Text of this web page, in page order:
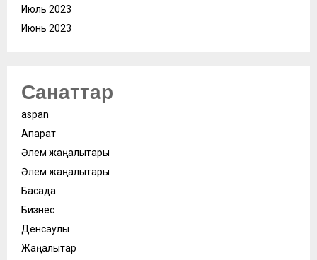
Июль 2023
Июнь 2023
Санаттар
aspan
Ақпарат
Әлем жаңалықтары
Әлем жаңалықтары
Басқада
Бизнес
Денсаулық
Жаңалықтар